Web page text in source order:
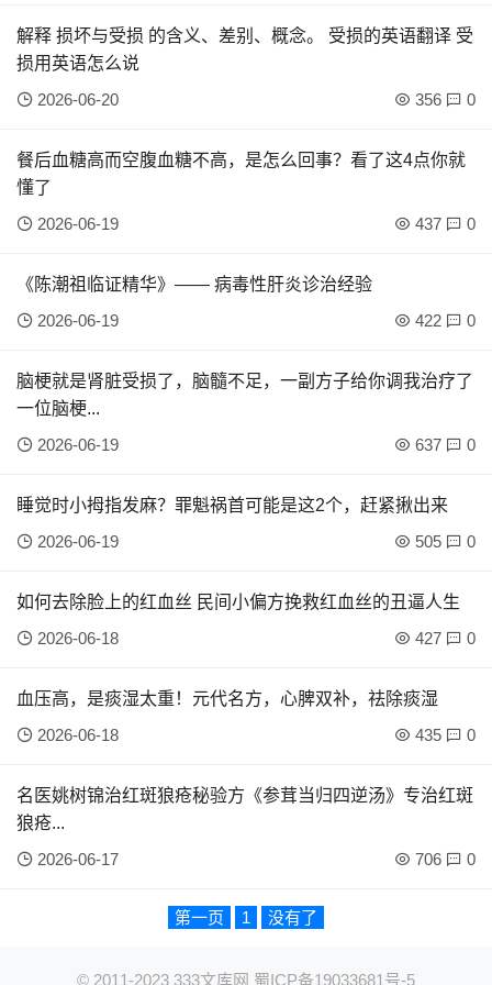
解释 损坏与受损 的含义、差别、概念。 受损的英语翻译 受
损用英语怎么说
2026-06-20
356 0
餐后血糖高而空腹血糖不高，是怎么回事？看了这4点你就
懂了
2026-06-19
437 0
《陈潮祖临证精华》—— 病毒性肝炎诊治经验
2026-06-19
422 0
脑梗就是肾脏受损了，脑髓不足，一副方子给你调我治疗了
一位脑梗...
2026-06-19
637 0
睡觉时小拇指发麻？罪魁祸首可能是这2个，赶紧揪出来
2026-06-19
505 0
如何去除脸上的红血丝 民间小偏方挽救红血丝的丑逼人生
2026-06-18
427 0
血压高，是痰湿太重！元代名方，心脾双补，祛除痰湿
2026-06-18
435 0
名医姚树锦治红斑狼疮秘验方《参茸当归四逆汤》专治红斑
狼疮...
2026-06-17
706 0
第一页 1 没有了
© 2011-2023 333文库网 蜀ICP备19033681号-5